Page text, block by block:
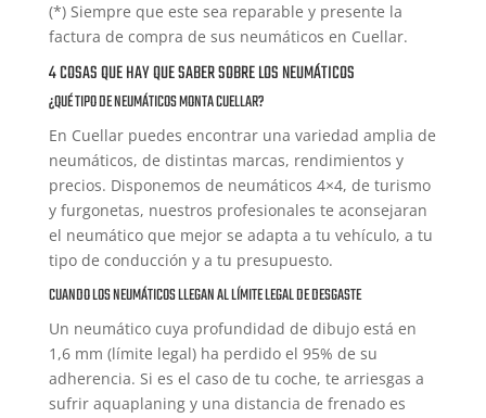
(*) Siempre que este sea reparable y presente la
factura de compra de sus neumáticos en Cuellar.
4 COSAS QUE HAY QUE SABER SOBRE LOS NEUMÁTICOS
¿QUÉ TIPO DE NEUMÁTICOS MONTA CUELLAR?
En Cuellar puedes encontrar una variedad amplia de
neumáticos, de distintas marcas, rendimientos y
precios. Disponemos de neumáticos 4×4, de turismo
y furgonetas, nuestros profesionales te aconsejaran
el neumático que mejor se adapta a tu vehículo, a tu
tipo de conducción y a tu presupuesto.
CUANDO LOS NEUMÁTICOS LLEGAN AL LÍMITE LEGAL DE DESGASTE
Un neumático cuya profundidad de dibujo está en
1,6 mm (límite legal) ha perdido el 95% de su
adherencia. Si es el caso de tu coche, te arriesgas a
sufrir aquaplaning y una distancia de frenado es